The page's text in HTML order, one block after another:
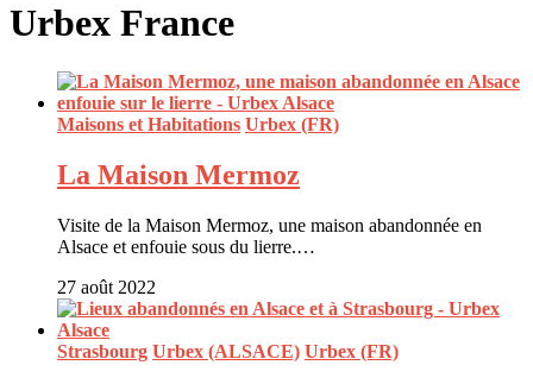
Urbex France
Maisons et Habitations Urbex (FR)
La Maison Mermoz
Visite de la Maison Mermoz, une maison abandonnée en
Alsace et enfouie sous du lierre.…
27 août 2022
Strasbourg Urbex (ALSACE) Urbex (FR)